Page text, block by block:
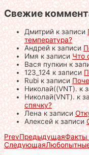
Свежие
Дмитрийк записи
температура?
Андрейк записи
Имяк записиЧто
Вася пупкинк
123_124к записи
Rubiк записи
Николай((VNT).к
Николай(VNT).к
спячку?
Ленак записи
Алексейк записи
PrevПредыдущаяФакты
Следующая